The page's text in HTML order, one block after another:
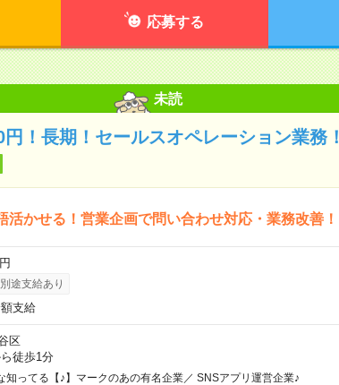
応募する
未読
円！長期！セールスオペレーション業務！
活かせる！営業企画で問い合わせ対応・業務改善！
途支給あり
支給
区
徒歩1分
知ってる【♪】マークのあの有名企業／ SNSアプリ運営企業♪